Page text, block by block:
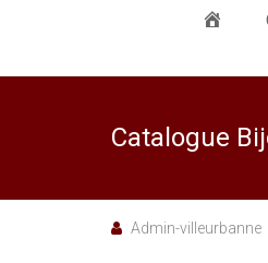
Catalogue
Admin-villeurbanne